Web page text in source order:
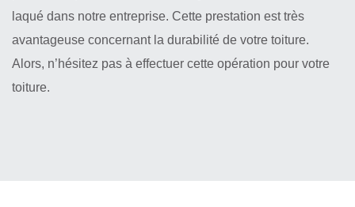
laqué dans notre entreprise. Cette prestation est très
avantageuse concernant la durabilité de votre toiture.
Alors, n’hésitez pas à effectuer cette opération pour votre
toiture.